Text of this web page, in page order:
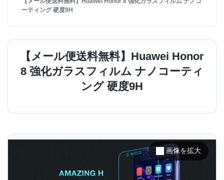
ーティング 硬度9H
【メール便送料無料】Huawei Honor
8 強化ガラスフィルム ナノコーティ
ング 硬度9H
画像を拡大